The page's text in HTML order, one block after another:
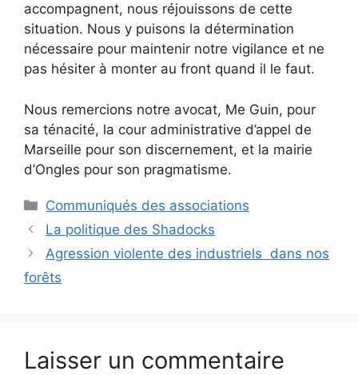
accompagnent, nous réjouissons de cette
situation. Nous y puisons la détermination
nécessaire pour maintenir notre vigilance et ne
pas hésiter à monter au front quand il le faut.
Nous remercions notre avocat, Me Guin, pour
sa ténacité, la cour administrative d’appel de
Marseille pour son discernement, et la mairie
d’Ongles pour son pragmatisme.
Catégories
Communiqués des associations
La politique des Shadocks
Agression violente des industriels dans nos
forêts
Laisser un commentaire